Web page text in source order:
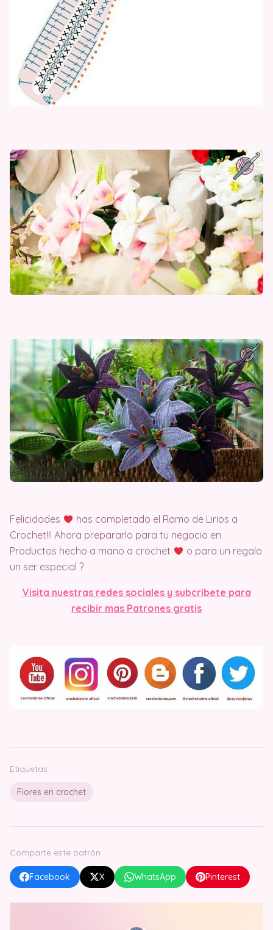
Felicidades
has completado el Ramo de Lirios a
Crochet!!! Ahora prepararlo para tu negocio en
Productos hecho a mano a crochet
o para un regalo
un ser especial ?
Visita nuestras redes sociales y subcribete para
recibir mas Patrones gratis
Etiquetas
Flores en crochet
Comparte este patrón
Facebook X WhatsApp Pinterest